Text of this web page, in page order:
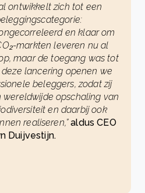
ontwikkelt zich tot een
en klaar om
markten leveren nu al
maar de toegang was tot
lancering openen we
beleggers, zodat zij
opschaling van
en daarbij ook
realiseren,”aldus CEO
Duijvestijn.